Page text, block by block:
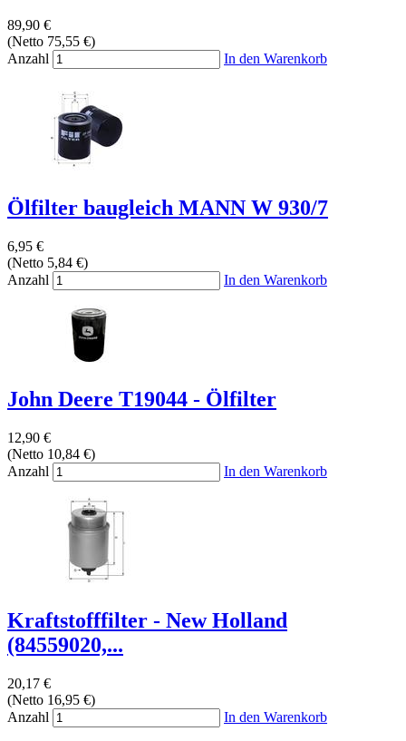
89,90 €
(Netto 75,55 €)
Anzahl
In den Warenkorb
Ölfilter baugleich MANN W 930/7
6,95 €
(Netto 5,84 €)
Anzahl
In den Warenkorb
John Deere T19044 - Ölfilter
12,90 €
(Netto 10,84 €)
Anzahl
In den Warenkorb
Kraftstofffilter - New Holland
(84559020,...
20,17 €
(Netto 16,95 €)
Anzahl
In den Warenkorb